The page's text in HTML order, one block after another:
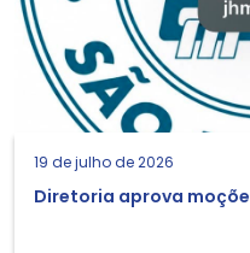
19 de julho de 2026
Diretoria aprova